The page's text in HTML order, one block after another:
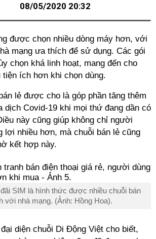
08/05/2020 20:32
được chọn nhiều dòng máy hơn, với
mạng ưa thích để sử dụng. Các gói
chọn khá linh hoạt, mang đến cho
tiện ích hơn khi chọn dùng.
lẻ được cho là góp phần tăng thêm
dịch Covid-19 khi mọi thứ đang dần có
này cũng giúp không chỉ người
lợi nhiều hơn, mà chuỗi bán lẻ cũng
kết hợp này.
SIM là hình thức được nhiều chuỗi bán
với nhà mạng. (Ảnh: Hồng Hoa).
diện chuỗi Di Động Việt cho biết,